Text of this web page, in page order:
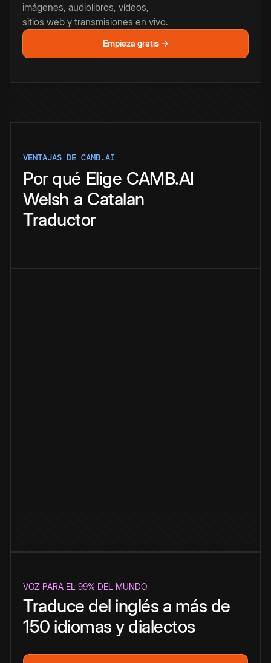
imágenes, audiolibros, vídeos,
sitios web y transmisiones en vivo.
Empieza gratis →
VENTAJAS DE CAMB.AI
Por qué Elige CAMB.AI
Welsh a Catalan
Traductor
VOZ PARA EL 99% DEL MUNDO
Traduce del inglés a más de
150 idiomas y dialectos